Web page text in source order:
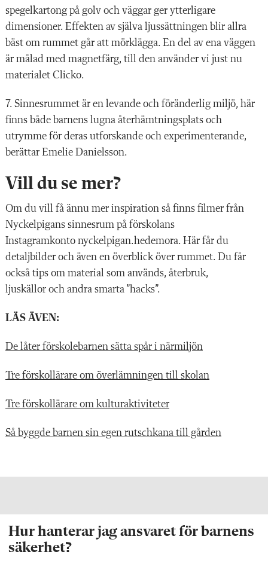
spegelkartong på golv och väggar ger ytterligare
dimensioner. Effekten av själva ljussättningen blir allra
bäst om rummet går att mörklägga. En del av ena väggen
är målad med magnetfärg, till den använder vi just nu
materialet Clicko.
7. Sinnesrummet är en levande och föränderlig miljö, här
finns både barnens lugna återhämtningsplats och
utrymme för deras utforskande och experimenterande,
berättar Emelie Danielsson.
Vill du se mer?
Om du vill få ännu mer inspiration så finns filmer från
Nyckelpigans sinnesrum på förskolans
Instagramkonto nyckelpigan.hedemora. Här får du
detaljbilder och även en överblick över rummet. Du får
också tips om material som används, återbruk,
ljuskällor och andra smarta ”hacks”.
LÄS ÄVEN:
De låter förskolebarnen sätta spår i närmiljön
Tre förskollärare om överlämningen till skolan
Tre förskollärare om kulturaktiviteter
Så byggde barnen sin egen rutschkana till gården
Hur hanterar jag ansvaret för barnens
säkerhet?